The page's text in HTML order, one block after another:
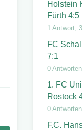
Holstein
Fürth 4:5
1 Antwort,
FC
7:1
0
1. FC
Rostock
0
F.C.